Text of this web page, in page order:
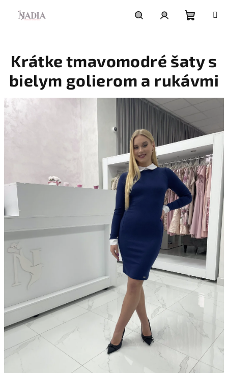
košík
Krátke tmavomodré šaty s
bielym golierom a rukávmi